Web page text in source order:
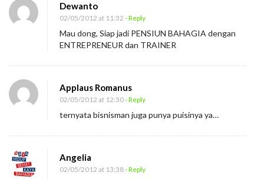
Dewanto
02/05/2012 at 11:32 - Reply
Mau dong, Siap jadi PENSIUN BAHAGIA dengan
ENTREPRENEUR dan TRAINER
Applaus Romanus
02/05/2012 at 12:30- Reply
ternyata bisnisman juga punya puisinya ya…
Angelia
02/05/2012 at 13:38- Reply